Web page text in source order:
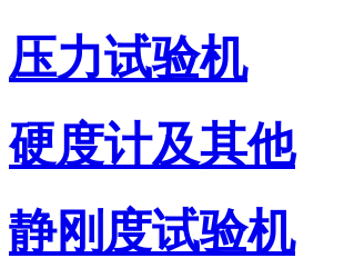
压力试验机
硬度计及其他
静刚度试验机